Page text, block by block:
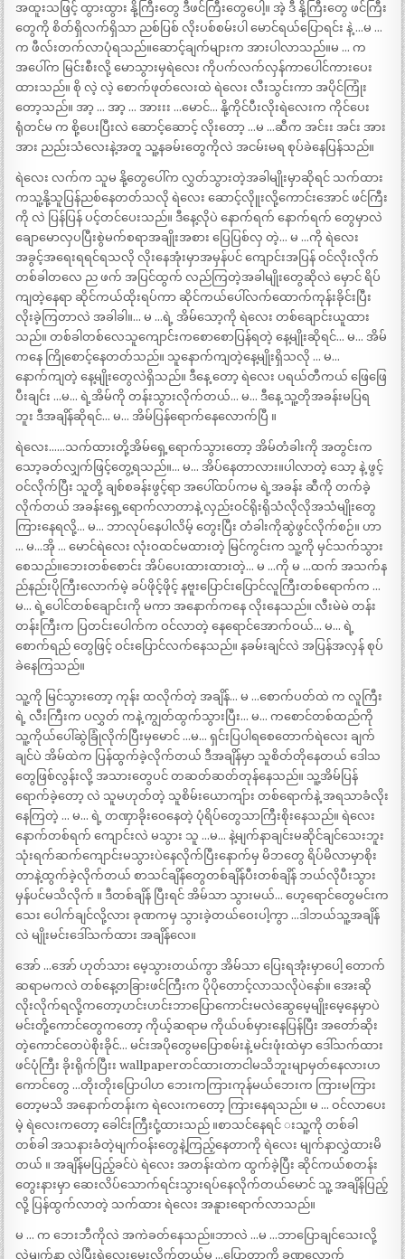
အထူးသဖြင့် ထွားထွား နို့ကြီးတွေ ဒီဖင်ကြီးတွေပေါ့။ အဲ့ ဒီ နို့ကြီးတွေ ဖင်ကြီး
တွေကို စိတ်ရှိလက်ရှိသာ ညစ်ပြစ် လိုးပစ်စမ်းပါ မောင်ရယ်ပြောရင်း နဲ့ …မ …
က ဖီလ်းတက်လာပုံရသည်။ဆောင့်ချက်များက အားပါလာသည်။မ … က
အပေါ်က မြင်းစီးလို့ မောသွားမှရဲလေး ကိုပက်လက်လှန်ကာပေါင်ကားပေး
ထားသည်။ စို လဲ့ လဲ့ စောက်ဖုတ်လေးထဲ ရဲလေး လီးသွင်းကာ အပိုင်ကြုံး
တော့သည်။ အာ့ … အာ့ … အားးး …မောင်… နို့ကိုင်ပီးလိုးရဲလေးက ကိုင်ပေး
ရုံတင်မ က စို့ပေးပြီးလဲ ဆောင့်ဆောင့် လိုးတော့ …မ …ဆီက အင်းး အင်း အား
အား ညည်းသံလေးနဲ့အတူ သူ့နခမ်းတွေကိုလဲ အငမ်းမရ စုပ်ခဲနေပြန်သည်။
ရဲလေး လက်က သူမ နို့တွေပေါ်က လွှတ်သွားတဲ့အခါမျိုးမှာဆိုရင် သက်ထား
ကသူ့နို့သူပြန်ညစ်နေတတ်သလို ရဲလေး ဆောင့်လိုူးလို့ကောင်းအောင် ဖင်ကြီး
ကို လဲ ပြန်ပြန် ပင့်တင်ပေးသည်။ ဒီနေ့လိုပဲ နောက်ရက် နောက်ရက် တွေမှာလဲ
ချောမောလှပပြီးစွဲမက်စရာအချိုးအစား ပြေပြစ်လှ တဲ့… မ …ကို ရဲလေး
အခွင့်အရေးရရင်ရသလို လိုးနေအုံးမှာအမှန်ပင် ကျောင်းအပြန် ဝင်လိုးလိုက်
တစ်ခါတလေ ည ဖက် အပြင်ထွက် လည်ကြတဲ့အခါမျိုးတွေဆိုလဲ မှောင် ရိပ်
ကျတဲ့နေရာ ဆိုင်ကယ်ထိုးရပ်ကာ ဆိုင်ကယ်ပေါ်လက်ထောက်ကုန်းခိုင်းပြီး
လိုးခဲ့ကြတာလဲ အခါခါ။… မ …ရဲ့ အိမ်သော့ကို ရဲလေး တစ်ချောင်းယူထား
သည်။ တစ်ခါတစ်လေသူကျောင်းကစောစောပြန်ရတဲ့ နေ့မျိုးဆိုရင်… မ… အိမ်
ကနေ ကြိုစောင့်နေတတ်သည်။ သူနောက်ကျတဲ့နေ့မျိုးရှိသလို … မ…
နောက်ကျတဲ့ နေ့မျိုးတွေလဲရှိသည်။ ဒီနေ့ တော့ ရဲလေး ပရယ်တီကယ် ဖြေဖြေ
ပီးချင်း …မ… ရဲ့အိမ်ကို တန်းသွားလိုက်တယ်… မ… ဒီနေ့ သူ့တိုအခန်းမပြရ
ဘူး ဒီအချိန်ဆိုရင်… မ… အိမ်ပြန်ရောက်နေလောက်ပြီ ။
ရဲလေး……သက်ထားတို့အိမ်ရှေ့ရောက်သွားတော့ အိမ်တံခါးကို အတွင်းက
သော့ခတ်လျှက်ဖြင့်တွေ့ရသည်။… မ… အိပ်နေတာလား။ပါလာတဲ့ သော့ နဲ့ ဖွင့်
ဝင်လိုက်ပြီး သူတို့ ချစ်စခန်းဖွင့်ရာ အပေါ်ထပ်ကမ ရဲ့အခန်း ဆီကို တက်ခဲ့
လိုက်တယ် အခန်းရှေ့ရောက်လာတာနဲ့ လှည်းဝင်ရိုးရိုသံလိုလိုအသံမျိုးတွေ
ကြားနေရလို့… မ… ဘာလုပ်နေပါလိမ့် တွေးပြီး တံခါးကိုဆွဲဖွင်လိုက်စဉ်။ ဟာ
… မ…အို … မောင်ရဲလေး လုံးဝထင်မထားတဲ့ မြင်ကွင်းက သူ့ကို မှင်သက်သွား
စေသည်။ဘေးတစ်စောင်း အိပ်ပေးထားထားတဲ့… မ …ကို မ …ထက် အသက်န
ည်နည်းပိုကြီးလောက်မဲ့ ခပ်ဖိုင့်ဖိုင့် နဗူးပြောင်းပြောင်လူကြီးတစ်ရောက်က …
မ… ရဲ့ပေါင်တစ်ချောင်းကို မကာ အနောက်ကနေ လိုးနေသည်။ လီးမဲမဲ တန်း
တန်းကြီးက ပြတင်းပေါက်က ဝင်လာတဲ့ နေရောင်အောက်ဝယ်… မ… ရဲ့
စောက်ရည် တွေဖြင့် ဝင်းပြောင်လက်နေသည်။ နခမ်းချင်လဲ အပြန်အလှန် စုပ်
ခဲနေကြသည်။
သူ့ကို မြင်သွားတော့ ကုန်း ထလိုက်တဲ့ အချိန်… မ …စောက်ပတ်ထဲ က လူကြီး
ရဲ့ လီးကြီးက ပလွှတ် ကနဲ့ ကျွတ်ထွက်သွားပြီး… မ… ကစောင်တစ်ထည်ကို
သူ့ကိုယ်ပေါ်ဆွဲခြုံလိုက်ပြီးမှမောင် …မ… ရှင်းပြပါရစေတောက်ရဲလေး ချက်
ချင်ပဲ အိမ်ထဲက ပြန်ထွက်ခဲ့လိုက်တယ် ဒီအချိန်မှာ သူစိတ်တိုနေတယ် ဒေါသ
တွေဖြစ်လွန်းလို့ အသားတွေပင် တဆတ်ဆတ်တုန်နေသည်။ သူ့အိမ်ပြန်
ရောက်ခဲ့တော့ လဲ သူမဟုတ်တဲ့ သူစိမ်းယောကျ်ား တစ်ရောက်နဲ့ အရသာခံလိုး
နေကြတဲ့ … မ… ရဲ့ တဏှာခိုးဝေနေတဲ့ ပုံရိပ်တွေသာကြီးစိုးနေသည်။ ရဲလေး
နောက်တစ်ရက် ကျောင်းလဲ မသွား သူ …မ… နဲ့မျက်နာချင်းမဆိုင်ချင်သေးဘူး
သုံးရက်ဆက်ကျောင်းမသွားပဲနေလိုက်ပြီးနောက်မှ မိဘတွေ ရိပ်မိလာမှာစိုး
တာနဲ့ထွက်ခဲ့လိုက်တယ် စာသင်ချိန်တွေတစ်ချိန်ပီးတစ်ချိန် ဘယ်လိုပီးသွား
မှန်ပင်မသိလိုက် ။ ဒီတစ်ချိန် ပြီးရင် အိမ်သာ သွားမယ်… ဟေ့ရောင်တွေမင်းက
သေး ပေါက်ချင်လို့လား ခုဏကမှ သွားခဲ့တယ်ဝေးပါ့ကွာ …ဒါဘယ်သူ့အချိန်
လဲ မျိုးမင်းဒေါ်သက်ထား အချိန်လေ။
အော် …အော် ဟုတ်သား မေ့သွားတယ်ကွာ အိမ်သာ ပြေးရအုံးမှာပေါ့ တောက်
ဆရာမကလဲ တစ်နေ့တခြားဖင်ကြီးက ပိုပိုတောင့်လာသလိုပဲနော်။ အေးဆို
လိုးလိုက်ရလို့ကတော့ဟင်းဟင်းဘာပြောကောင်းမလဲဆွေမေ့မျိုးမေ့နေမှာပဲ
မင်းတို့ကောင်တွေကတော့ ကိုယ့်ဆရာမ ကိုယ်ပစ်မှားနေပြန်ပြီး အတော်ဆိုး
တဲ့ကောင်တေပဲစိုးခိုင်… မင်းအပိုတွေမပြောစမ်းနဲ့ မင်းဖုံးထဲမှာ ဒေါ်သက်ထား
ဖင်ပုံကြီး ခိုးရိုက်ပြီးး wallpaperတင်ထားတာငါမသိဘူးမျာမှတ်နေလားဟ
ကောင်တွေ …တိုးတိုးပြောပါဟ ဘေးကကြားကုန်မယ်ဘေးက ကြားမကြား
တော့မသိ အနောက်တန်းက ရဲလေးကတော့ ကြားနေရသည်။ မ … ဝင်လာပေး
မဲ့ ရဲလေးကတော့ ခေါင်းကြီးငုံ့ထားသည် ။စာသင်နေရင် းသူ့ကို တစ်ခါ
တစ်ခါ အသနားခံတဲ့မျက်ဝန်းတွေနဲ့ကြည့်နေတာကို ရဲလေး မျက်နာလွှဲထားမိ
တယ် ။ အချိန်မပြည့်ခင်ပဲ ရဲလေး အတန်းထဲက ထွက်ခဲ့ပြီး ဆိုင်ကယ်စတန်း
တွေးနားမှာ ဆေးလိပ်သောက်ရင်းသွားရပ်နေလိုက်တယ်မောင် သူ့ အချိန်ပြည့်
လို့ ပြန်ထွက်လာတဲ့ သက်ထား ရဲလေး အနူားရောက်လာသည်။
မ … က ဘေးဘီကိုလဲ အကဲခတ်နေသည်။ဘာလဲ …မ …ဘာပြောချင်သေးလို့
လဲမျက်နာ လွှဲပြီးရဲလေးမေးလိုက်တယ်မ …ပြောတာကို ခဏလောက်